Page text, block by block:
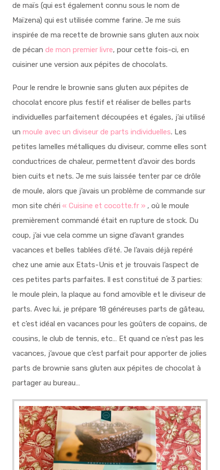
de maïs (qui est également connu sous le nom de
Maïzena) qui est utilisée comme farine. Je me suis
inspirée de ma recette de brownie sans gluten aux noix
de pécan de mon premier livre, pour cette fois-ci, en
cuisiner une version aux pépites de chocolats.
Pour le rendre le brownie sans gluten aux pépites de
chocolat encore plus festif et réaliser de belles parts
individuelles parfaitement découpées et égales, j’ai utilisé
un moule avec un diviseur de parts individuelles. Les
petites lamelles métalliques du diviseur, comme elles sont
conductrices de chaleur, permettent d’avoir des bords
bien cuits et nets. Je me suis laissée tenter par ce drôle
de moule, alors que j’avais un problème de commande sur
mon site chéri « Cuisine et cocotte.fr » , où le moule
premièrement commandé était en rupture de stock. Du
coup, j’ai vue cela comme un signe d’avant grandes
vacances et belles tablées d’été. Je l’avais déjà repéré
chez une amie aux Etats-Unis et je trouvais l’aspect de
ces petites parts parfaites. Il est constitué de 3 parties:
le moule plein, la plaque au fond amovible et le diviseur de
parts. Avec lui, je prépare 18 généreuses parts de gâteau,
et c’est idéal en vacances pour les goûters de copains, de
cousins, le club de tennis, etc… Et quand ce n’est pas les
vacances, j’avoue que c’est parfait pour apporter de jolies
parts de brownie sans gluten aux pépites de chocolat à
partager au bureau…